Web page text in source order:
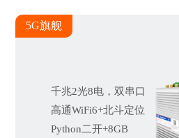
5G旗舰
千兆2光8电，双串口
高通WiFi6+北斗定位
Python二开+8GB